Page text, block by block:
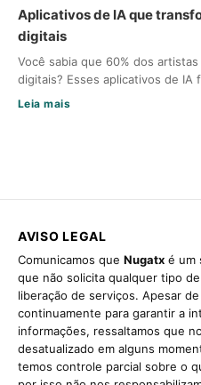
Aplicativos de IA que
digitais
Você sabia que 60% dos
digitais? Esses aplicativos de IA
Leia mais
AVISO LEGAL
Comunicamos que Nugatx é um
que não solicita qualquer tipo
liberação de serviços. Apesar
continuamente para garantir a
informações, ressaltamos que
desatualizado em alguns
temos controle parcial sobre o